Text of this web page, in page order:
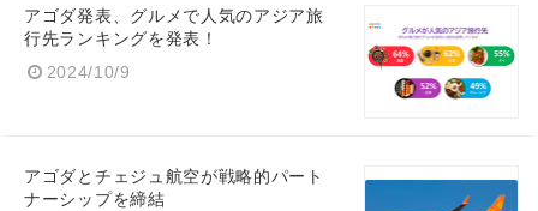
アゴダ発表、グルメで人気のアジア旅
行先ランキングを発表！
2024/10/9
アゴダとチェジュ航空が戦略的パート
ナーシップを締結